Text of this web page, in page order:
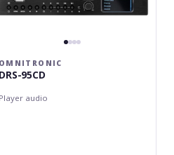
OMNITRONIC
DRS-95CD
Player audio